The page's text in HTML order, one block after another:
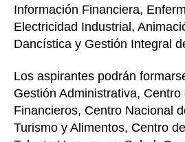
Información Financiera,
Electricidad Industrial,
Dancística y Gestión Integral
Los aspirantes podrán
Gestión Administrativa,
Financieros, Centro Nacional
Turismo y Alimentos, Centro